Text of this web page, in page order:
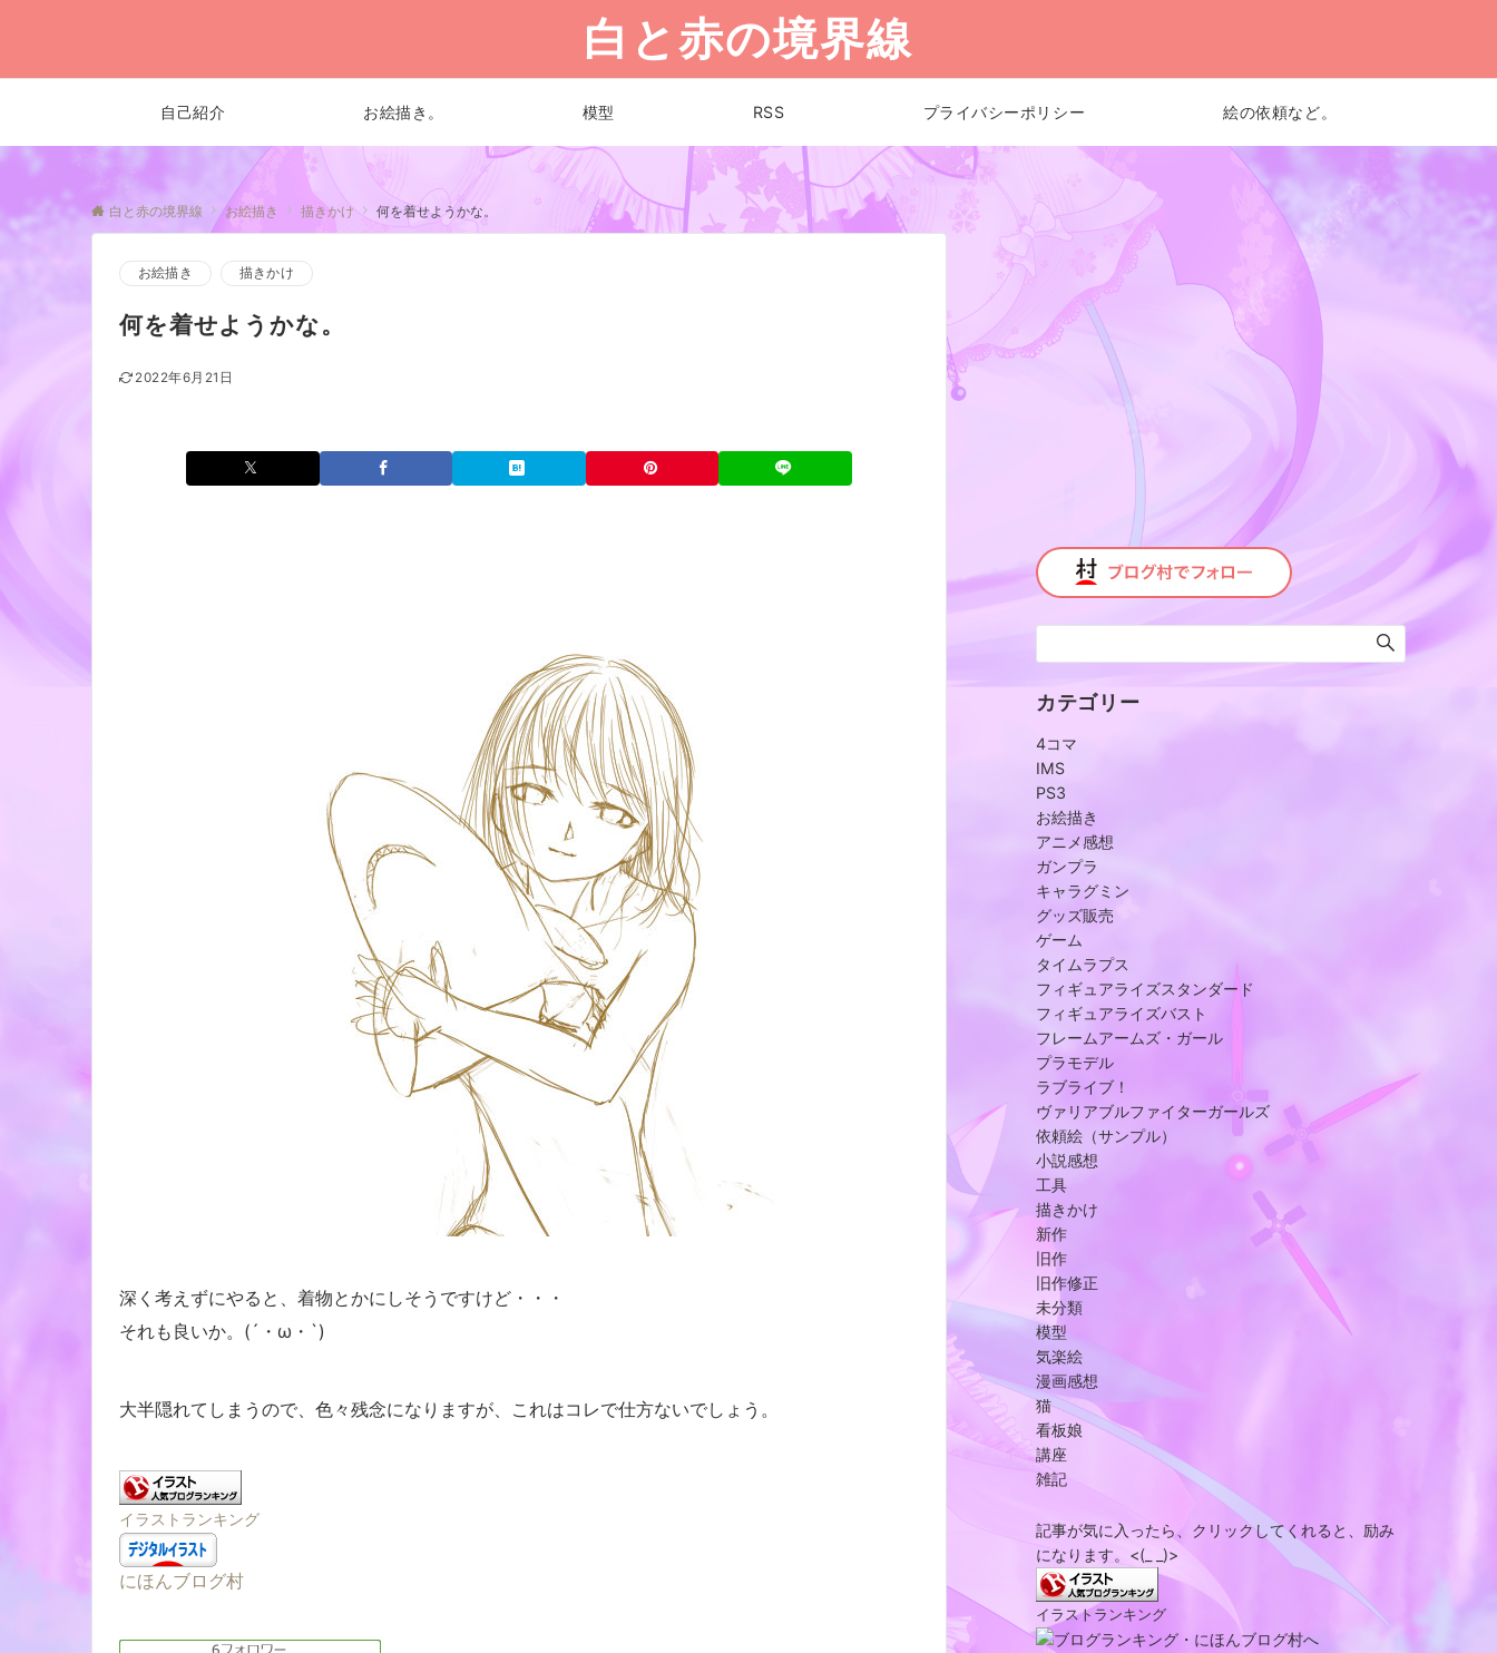
白と赤の境界線
自己紹介 お絵描き。 模型 RSS プライバシーポリシー 絵の依頼など。
白と赤の境界線 お絵描き 描きかけ 何を着せようかな。
お絵描き 描きかけ
何を着せようかな。
2022年6月21日
深く考えずにやると、着物とかにしそうですけど・・・
それも良いか。(´・ω・`)
大半隠れてしまうので、色々残念になりますが、これはコレで仕方ないでしょう。
イラストランキング
にほんブログ村
カテゴリー
4コマ
IMS
PS3
お絵描き
アニメ感想
ガンプラ
キャラグミン
グッズ販売
ゲーム
タイムラプス
フィギュアライズスタンダード
フィギュアライズバスト
フレームアームズ・ガール
プラモデル
ラブライブ！
ヴァリアブルファイターガールズ
依頼絵（サンプル）
小説感想
工具
描きかけ
新作
旧作
旧作修正
未分類
模型
気楽絵
漫画感想
猫
看板娘
講座
雑記
記事が気に入ったら、クリックしてくれると、励み
になります。<(_ _)>
イラストランキング